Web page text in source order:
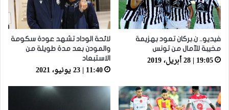
فيديو.. ن.بركان تعود بهزيمة
مخيبة للآمال من تونس
19:05 | 28 أبريل، 2019
لائحة الوداد تشهد عودة سكومة
والمودن بعد مدة طويلة من
الاستبعاد
11:40 | 23 يونيو، 2021